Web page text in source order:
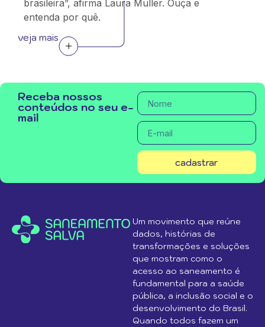
brasileira”, afirma Laura Muller. Ouça e
entenda por quê.
veja mais
Receba nossos
conteúdos no seu e-
mail
cadastrar
Um movimento que reúne
dados, histórias de
transformações e soluções
que mostram como o
acesso ao saneamento é
fundamental para a saúde
pública, a inclusão social e o
desenvolvimento do Brasil.
Quando todos fazem um